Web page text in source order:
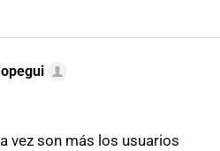
vez son más los usuarios